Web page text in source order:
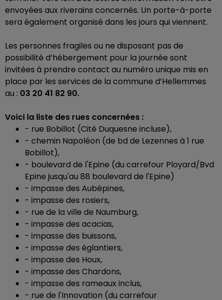
envoyées aux riverains concernés. Un porte-à-porte
sera également organisé dans les jours qui viennent.
Les personnes fragiles ou ne disposant pas de
possibilité d’hébergement pour la journée sont
invitées à prendre contact au numéro unique mis en
place par les services de la commune d’Hellemmes
au : 03 20 41 82 90.
Voici la liste des rues concernées :
- rue Bobillot (Cité Duquesne incluse),
- chemin Napoléon (de bd de Lezennes à 1 rue
Bobillot),
- boulevard de l'Epine (du carrefour Ployard/Bvd
Epine jusqu'au 88 boulevard de l'Epine)
- impasse des Aubépines,
- impasse des rosiers,
- rue de la ville de Naumburg,
- impasse des acacias,
- impasse des buissons,
- impasse des églantiers,
- impasse des Houx,
- impasse des Chardons,
- impasse des rameaux inclus,
- rue de l'Innovation (du carrefour